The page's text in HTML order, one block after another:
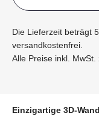
Die Lieferzeit beträgt
versandkostenfrei.
Alle Preise inkl. MwSt.
Einzigartige 3D-